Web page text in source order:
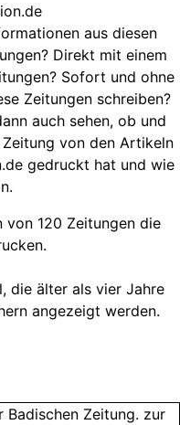
aus diesen
Direkt mit einem
Sofort und ohne
Zeitungen schreiben?
auch sehen, ob und
von den Artikeln
gedruckt hat und wie
von 120 Zeitungen die
die älter als vier Jahre
angezeigt werden.